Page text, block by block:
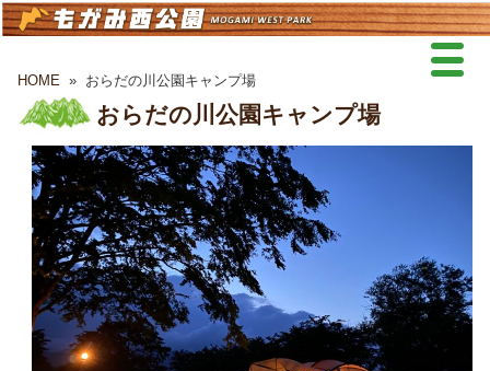
HOME » おらだの川公園キャンプ場
おらだの川公園キャンプ場